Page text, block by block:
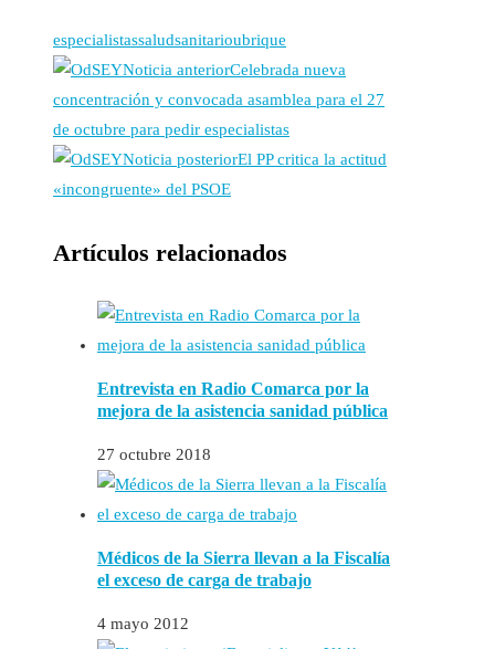
especialistassaludsanitarioubrique
Noticia anteriorCelebrada nueva
concentración y convocada asamblea para el 27
de octubre para pedir especialistas
Noticia posteriorEl PP critica la actitud
«incongruente» del PSOE
Artículos relacionados
Entrevista en Radio Comarca por la
mejora de la asistencia sanidad pública
27 octubre 2018
Médicos de la Sierra llevan a la Fiscalía
el exceso de carga de trabajo
4 mayo 2012